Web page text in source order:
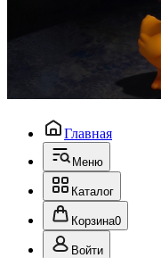
Главная
Меню
Каталог
Корзина0
Войти